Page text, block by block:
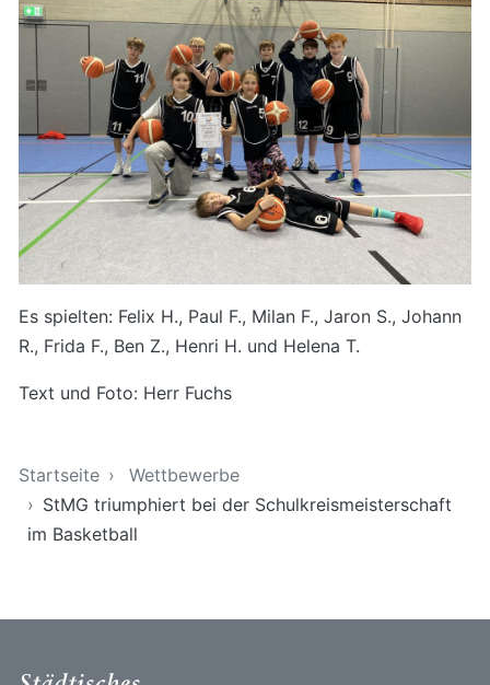
Es spielten: Felix H., Paul F., Milan F., Jaron S., Johann
R., Frida F., Ben Z., Henri H. und Helena T.
Text und Foto: Herr Fuchs
Startseite
Wettbewerbe
StMG triumphiert bei der Schulkreismeisterschaft
im Basketball